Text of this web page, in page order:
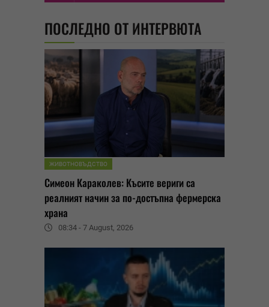
ПОСЛЕДНО ОТ ИНТЕРВЮТА
ЖИВОТНОВЪДСТВО
Симеон Караколев: Късите вериги са
реалният начин за по-достъпна фермерска
храна
08:34 - 7 August, 2026